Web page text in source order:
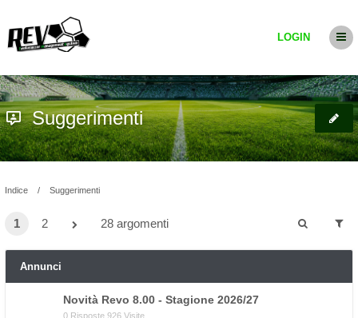
LOGIN
Suggerimenti
Indice Suggerimenti
1 2 28 argomenti
Annunci
Novità Revo 8.00 - Stagione 2026/27
0 Risposte 926 Visite